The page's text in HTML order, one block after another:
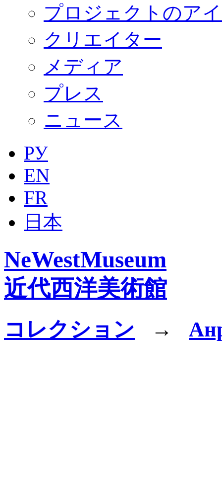
プロジェクトのア
クリエイター
メディア
プレス
ニュース
РУ
EN
FR
日本
NeWestMuseum
近代西洋美術館
コレクション →